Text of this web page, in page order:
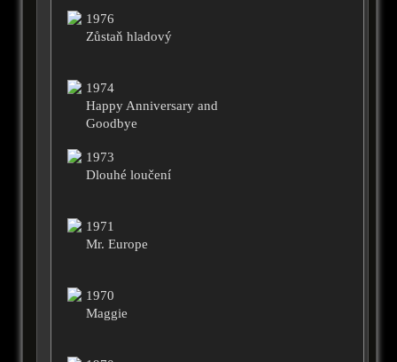
1976
Zůstaň hladový
1974
Happy Anniversary and
Goodbye
1973
Dlouhé loučení
1971
Mr. Europe
1970
Maggie